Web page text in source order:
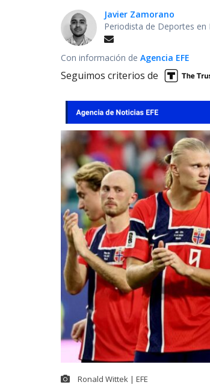
Javier Zamorano
Periodista de Deportes en
Con información de Agencia EFE
Seguimos criterios de
Ronald Wittek | EFE